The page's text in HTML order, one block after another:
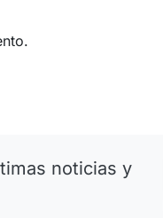
noticias y